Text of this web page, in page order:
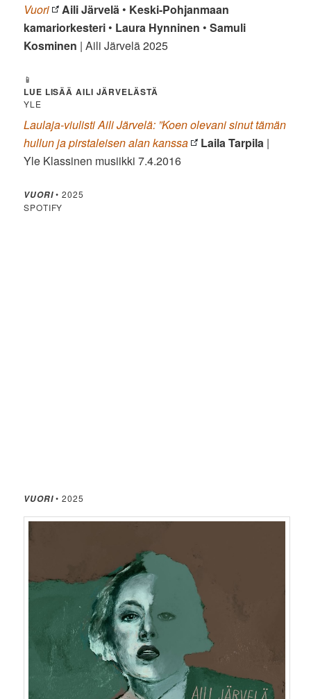
Vuori
Aili Järvelä • Keski-Pohjanmaan
kamariorkesteri • Laura Hynninen •Samuli
Kosminen | Aili Järvelä 2025
📱
LUE LISÄÄ AILI JÄRVELÄSTÄ
YLE
Laulaja-viulisti Aili Järvelä: ”Koen olevani sinut tämän
hullun ja pirstaleisen alan kanssa
Laila Tarpila |
Yle Klassinen musiikki 7.4.2016
VUORI• 2025
SPOTIFY
VUORI• 2025